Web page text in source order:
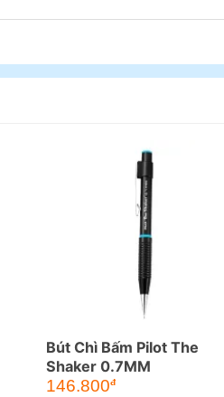
Bút Chì Bấm Pilot The
Shaker 0.7MM
146.800đ